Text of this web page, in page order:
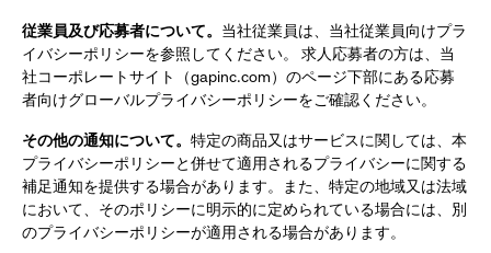
従業員及び応募者について。 当社従業員は、当社従業員向けプラ
イバシーポリシーを参照してください。 求人応募者の方は、当
社コーポレートサイト（gapinc.com）のページ下部にある応募
者向けグローバルプライバシーポリシーをご確認ください。
その他の通知について。 特定の商品又はサービスに関しては、本
プライバシーポリシーと併せて適用されるプライバシーに関する
補足通知を提供する場合があります。また、特定の地域又は法域
において、そのポリシーに明示的に定められている場合には、別
のプライバシーポリシーが適用される場合があります。